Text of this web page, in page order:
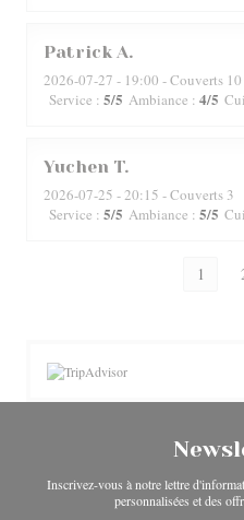
Patrick A
2026-07-27 - 19:00 - Couverts 10
Service : 5/5 Ambiance : 4/5
Yuchen T
2026-07-25 - 20:15 - Couverts 3
Service : 5/5 Ambiance : 5/5
1
Inscrivez-vous à notre lettre
personnalisées et des